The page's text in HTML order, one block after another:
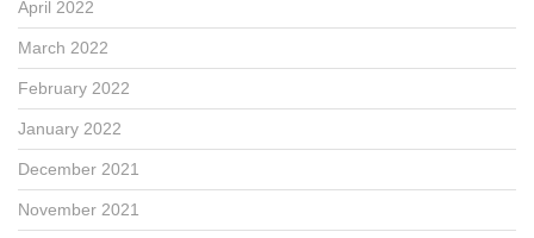
April 2022
March 2022
February 2022
January 2022
December 2021
November 2021